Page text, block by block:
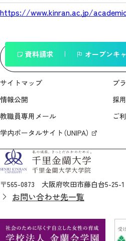
https://www.kinran.ac.jp/
一覧へ戻る
資料請求 オープンキ
サイトマップ
プ
情報公開
採
教職員専用メール
ご
学内ポータルサイト（UNIPA）
〒565-0873 大阪府吹田市藤白台5-25-1
お問い合わせ先一覧